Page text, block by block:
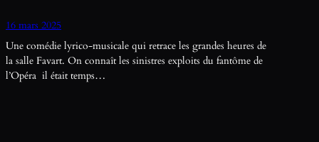
16 mars 2025
Une comédie lyrico-musicale qui retrace les grandes heures de
la salle Favart. On connaît les sinistres exploits du fantôme de
l’Opéra il était temps…